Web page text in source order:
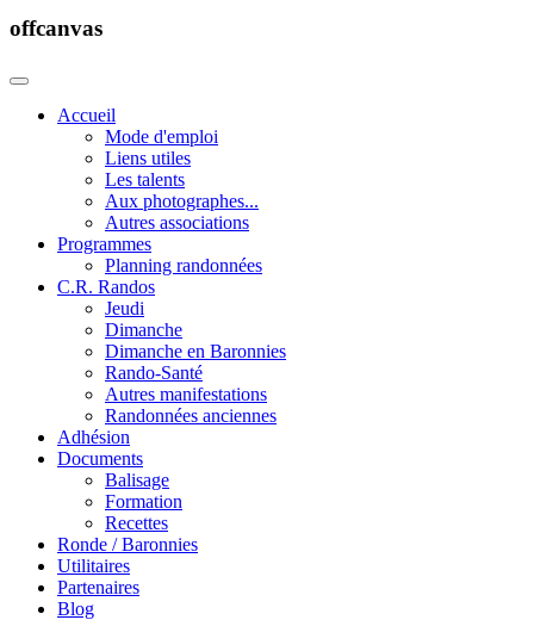
offcanvas
Accueil
Mode d'emploi
Liens utiles
Les talents
Aux photographes...
Autres associations
Programmes
Planning randonnées
C.R. Randos
Jeudi
Dimanche
Dimanche en Baronnies
Rando-Santé
Autres manifestations
Randonnées anciennes
Adhésion
Documents
Balisage
Formation
Recettes
Ronde / Baronnies
Utilitaires
Partenaires
Blog